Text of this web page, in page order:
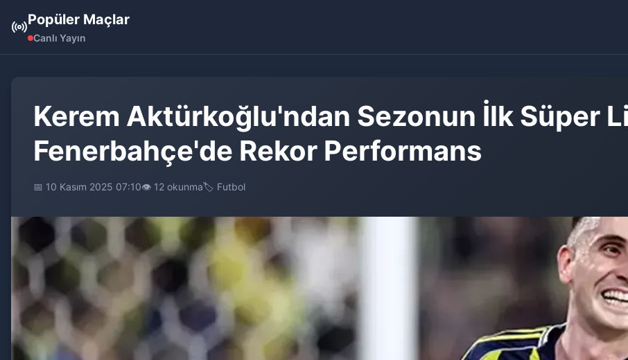
Popüler Maçlar
Canlı Yayın
Kerem Aktürkoğlu'ndan Sezonun İlk Süper
Fenerbahçe'de Rekor Performans
📅 10 Kasım 2025 07:10👁️ 12 okunma🏷️ Futbol